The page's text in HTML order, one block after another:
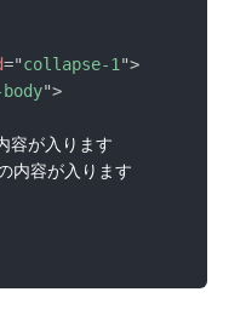
="collapse-1">
">
容が入ります
内容が入ります